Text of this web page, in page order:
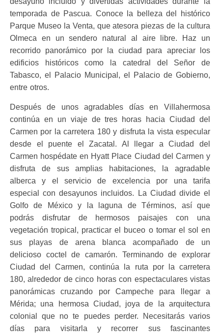
temporada de Pascua. Conoce la belleza del histórico
Parque Museo la Venta, que atesora piezas de la cultura
Olmeca en un sendero natural al aire libre. Haz un
recorrido panorámico por la ciudad para apreciar los
edificios históricos como la catedral del Señor de
Tabasco, el Palacio Municipal, el Palacio de Gobierno,
entre otros.
Después de unos agradables días en Villahermosa
continúa en un viaje de tres horas hacia Ciudad del
Carmen por la carretera 180 y disfruta la vista especular
desde el puente el Zacatal. Al llegar a Ciudad del
Carmen hospédate en Hyatt Place Ciudad del Carmen y
disfruta de sus amplias habitaciones, la agradable
alberca y el servicio de excelencia por una tarifa
especial con desayunos incluidos. La Ciudad divide el
Golfo de México y la laguna de Términos, así que
podrás disfrutar de hermosos paisajes con una
vegetación tropical, practicar el buceo o tomar el sol en
sus playas de arena blanca acompañado de un
delicioso coctel de camarón. Terminando de explorar
Ciudad del Carmen, continúa la ruta por la carretera
180, alrededor de cinco horas con espectaculares vistas
panorámicas cruzando por Campeche para llegar a
Mérida; una hermosa Ciudad, joya de la arquitectura
colonial que no te puedes perder. Necesitarás varios
días para visitarla y recorrer sus fascinantes